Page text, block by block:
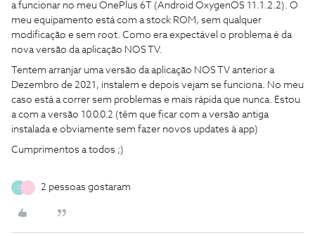
a funcionar no meu OnePlus 6T (Android OxygenOS 11.1.2.2). O
meu equipamento está com a stock ROM, sem qualquer
modificação e sem root. Como era expectável o problema é da
nova versão da aplicação NOS TV.
Tentem arranjar uma versão da aplicação NOS TV anterior a
Dezembro de 2021, instalem e depois vejam se funciona. No meu
caso está a correr sem problemas e mais rápida que nunca. Estou
a com a versão 10.0.0.2 (têm que ficar com a versão antiga
instalada e obviamente sem fazer novos updates à app)
Cumprimentos a todos ;)
C 2 pessoas gostaram